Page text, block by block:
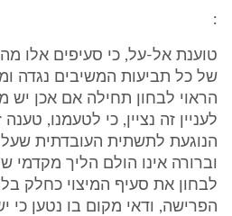
:
טוענת אל-על, כי סעיפים אלו
של כל תביעות המשיבים נגדה
הראוי לבחון תחילה אם אכן יש
לעניין זה נציין, כי לטעמנו,
הנוגעת לתשתית העובדתית
וברורה אינו הולם הליך
לבחון את סעיף המיצוי כחלק
הפרישה, ודאי מקום בו נטען כי